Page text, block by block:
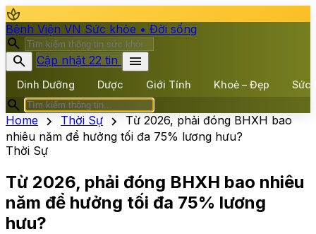
spa
Bệnh Viện VN Sức khỏe • Đời sống
search
search
Cập nhật 22 tin menu
Dinh Dưỡng Dược Giới Tính Khoẻ – Đẹp Sức
search
Home chevron_right Thời Sự chevron_right
Từ 2026, phải đóng BHXH bao
nhiêu năm để hưởng tối đa 75% lương hưu?
Thời Sự
Từ 2026, phải đóng BHXH bao nhiêu
năm để hưởng tối đa 75% lương
hưu?